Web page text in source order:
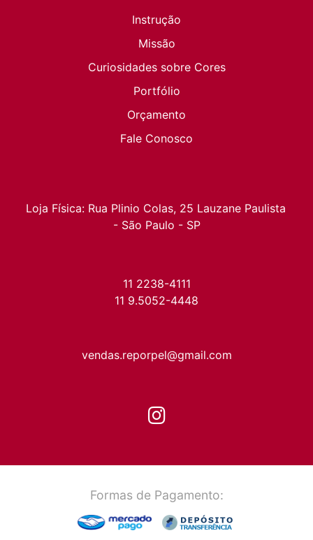
Instrução
Missão
Curiosidades sobre Cores
Portfólio
Orçamento
Fale Conosco
Loja Física: Rua Plinio Colas, 25 Lauzane Paulista
- São Paulo - SP
11 2238-4111
11 9.5052-4448
vendas.reporpel@gmail.com
Formas de Pagamento: